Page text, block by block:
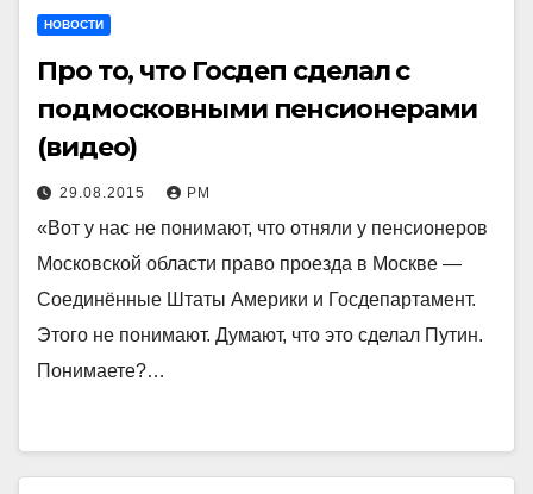
НОВОСТИ
Про то, что Госдеп сделал с
подмосковными пенсионерами
(видео)
29.08.2015 РМ
«Вот у нас не понимают, что отняли у пенсионеров
Московской области право проезда в Москве —
Соединённые Штаты Америки и Госдепартамент.
Этого не понимают. Думают, что это сделал Путин.
Понимаете?…